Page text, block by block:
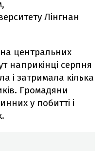
Лінгнан
центральних
наприкінці серпня
і затримала кілька
Громадяни
у побитті і